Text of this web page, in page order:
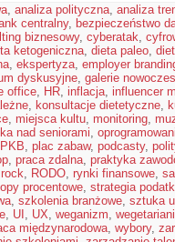
, analiza polityczna, analiza
centralny, bezpieczeństwo
biznesowy, cyberatak,
ketogeniczna, dieta paleo,
, ekspertyza, employer
dyskusyjne, galerie
office, HR, inflacja, influencer
, konsultacje dietetyczne,
, miejsca kultu, monitoring,
nad seniorami,
PKB, plac zabaw, podcasty,
, praca zdalna, praktyka
rock, RODO, rynki finansowe,
procentowe, strategia
, szkolenia branżowe, sztuka
, UI , UX, weganizm,
międzynarodowa, wybory,